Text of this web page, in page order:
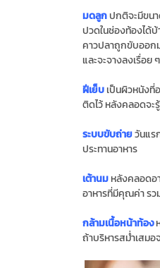
มดลูก ปกติจะมีขน
ปวดในช่องท้องได้
คาวปลาถูกขับออก
และจะจางลงเรื่อ
ฝีเย็บ เป็นผิวหนังที่
ติดไว้ หลังคลอดจะ
ระบบขับถ่ายวันแร
ประทานอาหาร
เต้านม หลังคลอดอ
อาหารที่มีคุณค่า รว
กล้ามเนื้อหน้าท้อง
ถ้าบริหารสม่ําเสมอ